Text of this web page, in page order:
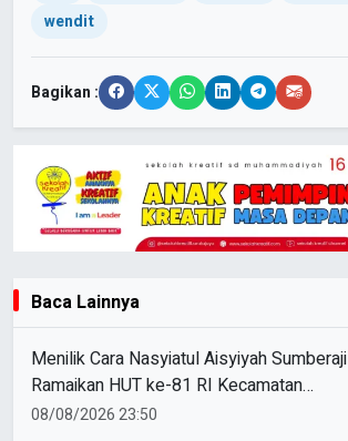
wendit
Bagikan :
Baca Lainnya
Menilik Cara Nasyiatul Aisyiyah Sumberaji
Ramaikan HUT ke-81 RI Kecamatan
Sukodadi
08/08/2026 23:50